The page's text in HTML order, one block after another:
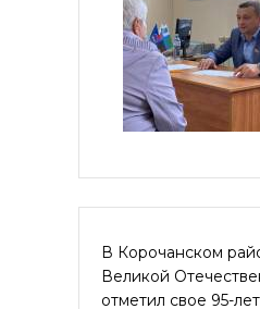
В Корочанском
Великой
отметил свое 95-